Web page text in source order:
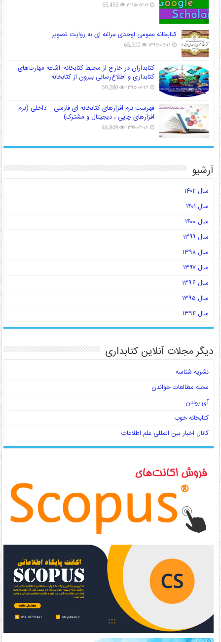
۱۳۹۵-۰۷-۰۷ 65,493
کتابخانه عمومی اوحدی مراغه ای به روایت تصویر
۱۳۹۵-۰۵-۱۹ 65,300
کتابداران در خارج از محیط کتابخانه: اشاعه مهارت‌های
کتابداری و اطلاع‌رسانی بیرون از کتابخانه
۱۳۹۵-۰۷-۲۶ 59,280
فهرست نرم افزارهای کتابخانه ای فارسی – داخلی (نرم
افزارهای چاپی ، دیجیتال و مشترک)
۱۳۹۹-۰۳-۱۸ 46,849
آرشیو
سال ۱۴۰۲
سال ۱۴۰۱
سال ۱۴۰۰
سال ۱۳۹۹
سال ۱۳۹۸
سال ۱۳۹۷
سال ۱۳۹۶
سال ۱۳۹۵
سال ۱۳۹۴
دیگر مجلات آنلاین کتابداری
نشریه شناسه
مجله مطالعات خواندن
آی بولتن
کتابخانه خوب
کانال اخبار بین المللی علم اطلاعات